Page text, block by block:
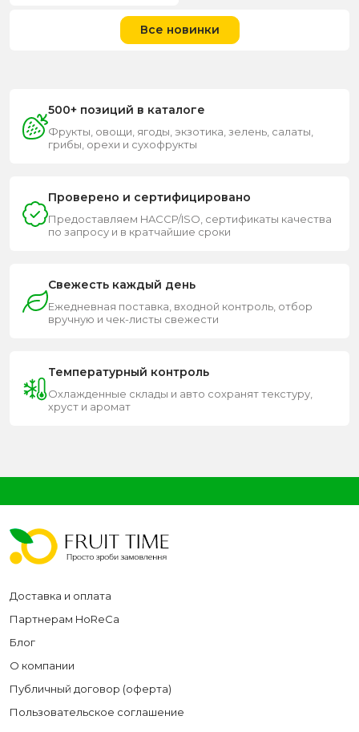
Все новинки
500+ позиций в каталоге
Фрукты, овощи, ягоды, экзотика, зелень, салаты,
грибы, орехи и сухофрукты
Проверено и сертифицировано
Предоставляем HACCP/ISO, сертификаты качества
по запросу и в кратчайшие сроки
Свежесть каждый день
Ежедневная поставка, входной контроль, отбор
вручную и чек-листы свежести
Температурный контроль
Охлажденные склады и авто сохранят текстуру,
хруст и аромат
Доставка и оплата
Партнерам HoReCa
Блог
О компании
Публичный договор (оферта)
Пользовательское соглашение